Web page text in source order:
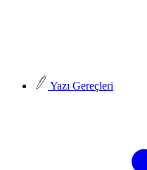
Yazı Gereçleri